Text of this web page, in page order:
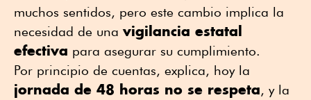
muchos sentidos, pero este cambio implica la
necesidad de una vigilancia estatal
efectiva para asegurar su cumplimiento.
Por principio de cuentas, explica, hoy la
jornada de 48 horas no se respeta, y la